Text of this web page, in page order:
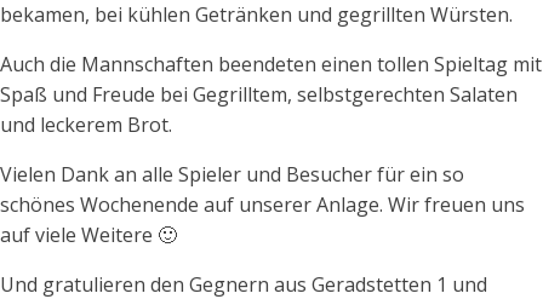
bekamen, bei kühlen Getränken und gegrillten Würsten.
Auch die Mannschaften beendeten einen tollen Spieltag mit
Spaß und Freude bei Gegrilltem, selbstgerechten Salaten
und leckerem Brot.
Vielen Dank an alle Spieler und Besucher für ein so
schönes Wochenende auf unserer Anlage. Wir freuen uns
auf viele Weitere 🙂
Und gratulieren den Gegnern aus Geradstetten 1 und